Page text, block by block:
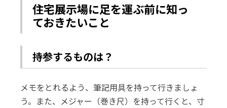
住宅展示場に足を運ぶ前に知っ
ておきたいこと
持参するものは？
メモをとれるよう、筆記用具を持って行きましょ
う。また、メジャー（巻き尺）を持って行くと、寸